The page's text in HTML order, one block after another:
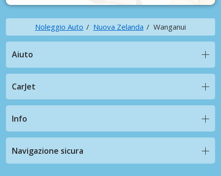
Noleggio Auto Nuova Zelanda Wanganui
Aiuto
CarJet
Info
Navigazione sicura